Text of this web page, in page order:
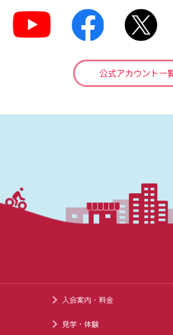
公式アカウント一
入会案内・料金
見学・体験